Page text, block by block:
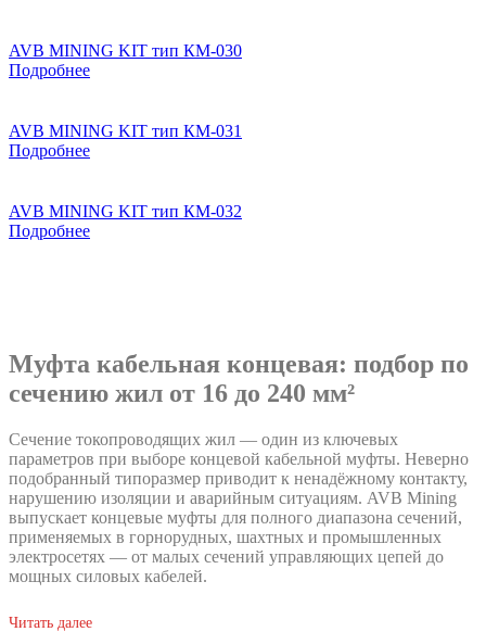
AVB MINING KIT тип КМ-030
Подробнее
AVB MINING KIT тип КМ-031
Подробнее
AVB MINING KIT тип КМ-032
Подробнее
Муфта кабельная концевая: подбор по
сечению жил от 16 до 240 мм²
Сечение токопроводящих жил — один из ключевых
параметров при выборе концевой кабельной муфты. Неверно
подобранный типоразмер приводит к ненадёжному контакту,
нарушению изоляции и аварийным ситуациям. AVB Mining
выпускает концевые муфты для полного диапазона сечений,
применяемых в горнорудных, шахтных и промышленных
электросетях — от малых сечений управляющих цепей до
мощных силовых кабелей.
Читать далее